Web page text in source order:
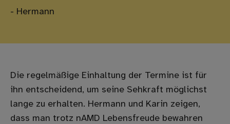
- Hermann
Die regelmäßige Einhaltung der Termine ist für
ihn entscheidend, um seine Sehkraft möglichst
lange zu erhalten. Hermann und Karin zeigen,
dass man trotz nAMD Lebensfreude bewahren